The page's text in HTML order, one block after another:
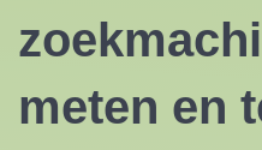
meten en